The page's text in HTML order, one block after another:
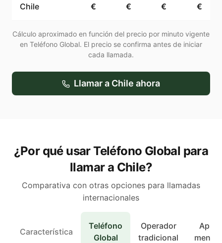
Chile
€
€
€
€
Cálculo aproximado en función del precio por minuto vigente
en Teléfono Global. El precio se confirma antes de iniciar
cada llamada.
Llamar a Chile ahora
¿Por qué usar Teléfono Global para
llamar a Chile?
Comparativa con otras opciones para llamadas
internacionales
Característica
Teléfono
Global
Operador
tradicional
Apps